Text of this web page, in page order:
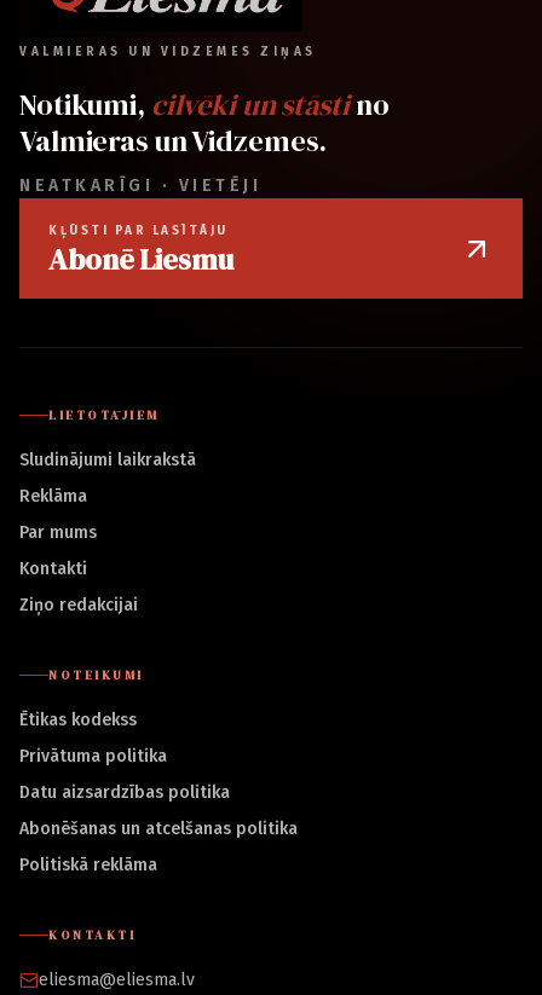
VALMIERAS UN VIDZEMES ZIŅAS
Notikumi, cilvēki un stāstino
Valmieras un Vidzemes.
NEATKARĪGI · VIETĒJI
KĻŪSTI PAR LASĪTĀJU
Abonē Liesmu
LIETOTĀJIEM
Sludinājumi laikrakstā
Reklāma
Par mums
Kontakti
Ziņo redakcijai
NOTEIKUMI
Ētikas kodekss
Privātuma politika
Datu aizsardzības politika
Abonēšanas un atcelšanas politika
Politiskā reklāma
KONTAKTI
eliesma@eliesma.lv